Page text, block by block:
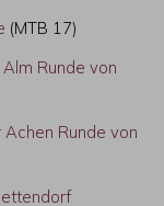
(MTB 17)
Runde von
Runde von